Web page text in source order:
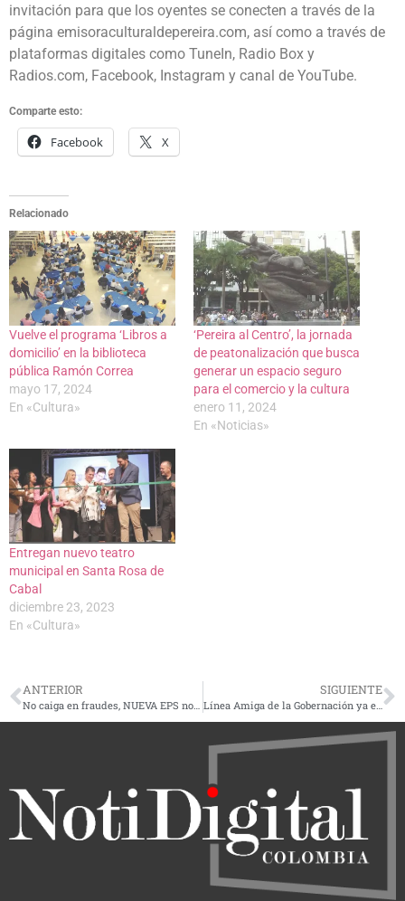
invitación para que los oyentes se conecten a través de la
página emisoraculturaldepereira.com, así como a través de
plataformas digitales como TuneIn, Radio Box y
Radios.com, Facebook, Instagram y canal de YouTube.
Comparte esto:
Facebook X
Relacionado
Vuelve el programa ‘Libros a
domicilio’ en la biblioteca
pública Ramón Correa
mayo 17, 2024
En «Cultura»
‘Pereira al Centro’, la jornada
de peatonalización que busca
generar un espacio seguro
para el comercio y la cultura
enero 11, 2024
En «Noticias»
Entregan nuevo teatro
municipal en Santa Rosa de
Cabal
diciembre 23, 2023
En «Cultura»
ANTERIOR
No caiga en fraudes, NUEVA EPS no cobra por exámenes médicos de convocatorias laborales
SIGUIENTE
Línea Amiga de la Gobernación ya está habilitada